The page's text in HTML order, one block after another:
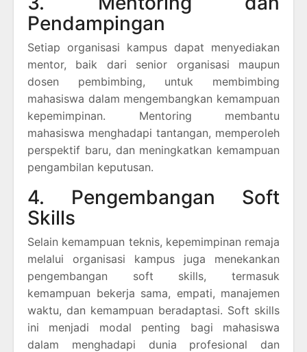
Pendampingan
Setiap organisasi kampus dapat menyediakan
mentor, baik dari senior organisasi maupun
dosen pembimbing, untuk membimbing
mahasiswa dalam mengembangkan kemampuan
kepemimpinan. Mentoring membantu
mahasiswa menghadapi tantangan, memperoleh
perspektif baru, dan meningkatkan kemampuan
pengambilan keputusan.
4. Pengembangan Soft
Skills
Selain kemampuan teknis, kepemimpinan remaja
melalui organisasi kampus juga menekankan
pengembangan soft skills, termasuk
kemampuan bekerja sama, empati, manajemen
waktu, dan kemampuan beradaptasi. Soft skills
ini menjadi modal penting bagi mahasiswa
dalam menghadapi dunia profesional dan